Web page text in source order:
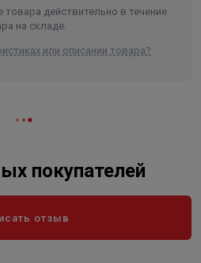
действительно в течение
на складе.
или описании товара?
покупателей
отзыв